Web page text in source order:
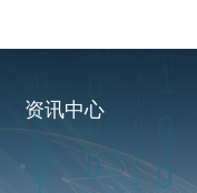
资讯中心